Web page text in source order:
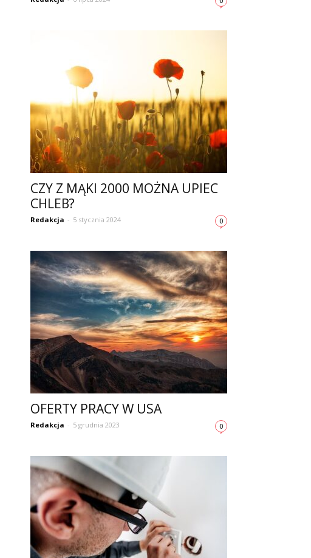
CZY Z MĄKI 2000 MOŻNA UPIEC
CHLEB?
Redakcja - 5 stycznia 2024 0
OFERTY PRACY W USA
Redakcja - 5 grudnia 2023 0